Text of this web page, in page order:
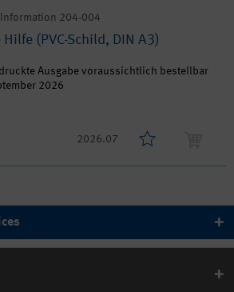
Information 204-004
Hilfe (PVC-Schild, DIN A3)
Ausgabe voraussichtlich bestellbar
2026
2026.07